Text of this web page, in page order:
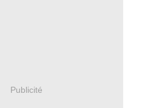
Publicité